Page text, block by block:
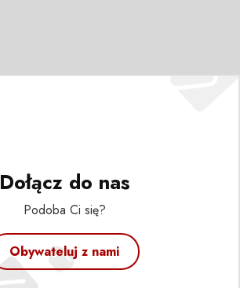
Dołącz do nas
Podoba Ci się?
Obywateluj z nami